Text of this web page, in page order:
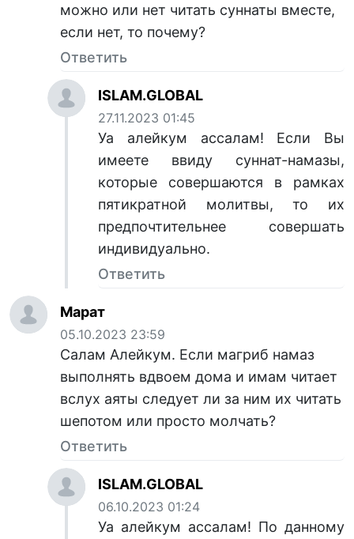
можно или нет читать суннаты вместе,
если нет, то почему?
Ответить
ISLAM.GLOBAL
27.11.2023 01:45
Уа алейкум ассалам! Если Вы
имеете ввиду суннат-намазы,
которые совершаются в рамках
пятикратной молитвы, то их
предпочтительнее совершать
индивидуально.
Ответить
Марат
05.10.2023 23:59
Салам Алейкум. Если магриб намаз
выполнять вдвоем дома и имам читает
вслух аяты следует ли за ним их читать
шепотом или просто молчать?
Ответить
ISLAM.GLOBAL
06.10.2023 01:24
Уа алейкум ассалам! По данному